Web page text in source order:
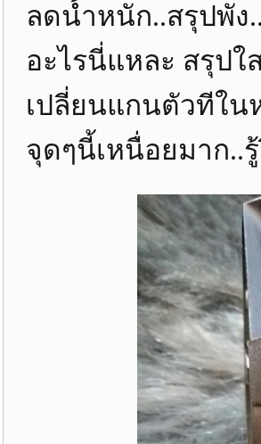
ลดน้ำหนัก..สรุปพัง
อะไรนี่แหละ สรุป
เปลี่ยนแกนตัวทีใน
จุดๆนี้เหนื่อยมาก..